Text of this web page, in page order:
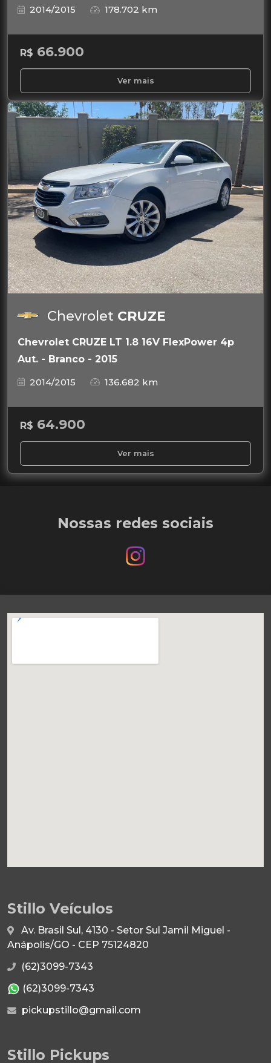
2014/2015
178.702 km
R$ 66.900
Ver mais
Chevrolet CRUZE
Chevrolet CRUZE LT 1.8 16V FlexPower 4p
Aut. - Branco - 2015
2014/2015
136.682 km
R$ 64.900
Ver mais
Nossas redes sociais
Stillo Veículos
Av. Brasil Sul, 4130 - Setor Sul Jamil Miguel -
Anápolis/GO - CEP 75124820
(62)3099-7343
(62)3099-7343
pickupstillo@gmail.com
Stillo Pickups